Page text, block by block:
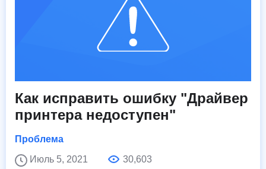
Как исправить ошибку "Драйвер
принтера недоступен"
Проблема
Июль 5, 2021
30,603